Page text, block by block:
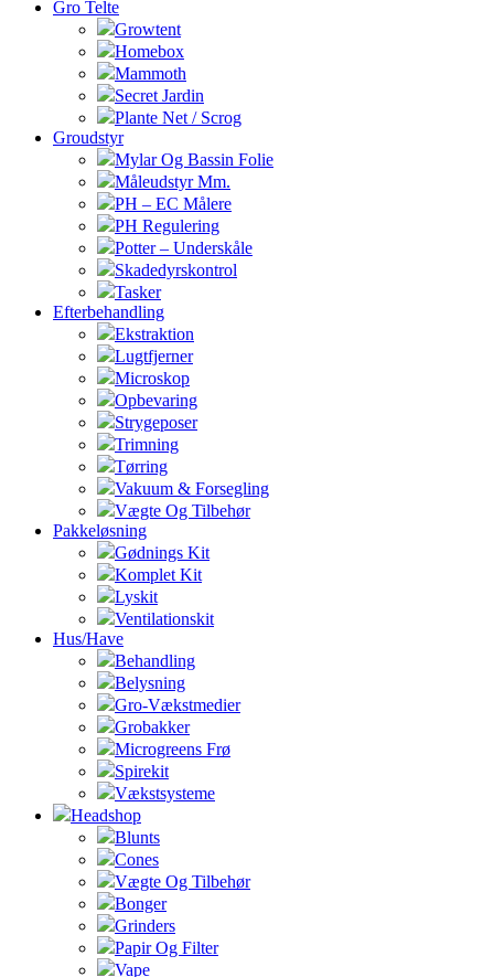
Gro Telte
Growtent
Homebox
Mammoth
Secret Jardin
Plante Net / Scrog
Groudstyr
Mylar Og Bassin Folie
Måleudstyr Mm.
PH – EC Målere
PH Regulering
Potter – Underskåle
Skadedyrskontrol
Tasker
Efterbehandling
Ekstraktion
Lugtfjerner
Microskop
Opbevaring
Strygeposer
Trimning
Tørring
Vakuum & Forsegling
Vægte Og Tilbehør
Pakkeløsning
Gødnings Kit
Komplet Kit
Lyskit
Ventilationskit
Hus/Have
Behandling
Belysning
Gro-Vækstmedier
Grobakker
Microgreens Frø
Spirekit
Vækstsysteme
Headshop
Blunts
Cones
Vægte Og Tilbehør
Bonger
Grinders
Papir Og Filter
Vape